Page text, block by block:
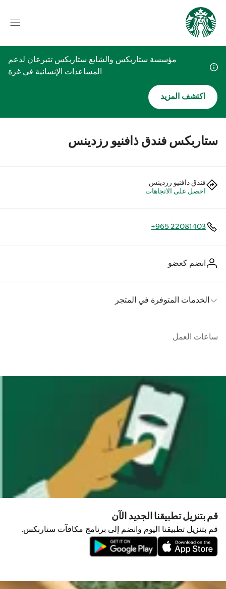
مؤسسة ستاربكس والشايع ستاربكس تتبرعان لدعم
المساعدات الإنسانية في غزة
اكتشف المزيد
ستاربكس فندق ذافنيو رزدينس
فندق ذافنيو رزدينس
احصل على الاتجاهات
+965 22081403
انضم كعضو
الخدمات المتوفرة في المتجر
ساعات العمل
قم بتنزيل تطبيقنا الجديد الآن
قم بتنزيل تطبيقنا اليوم وانضم إلى برنامج مكافآت ستاربكس.